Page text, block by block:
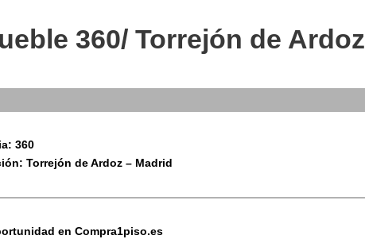
360/ Torrejón de Ardoz
360
Torrejón de Ardoz – Madrid
en Compra1piso.es